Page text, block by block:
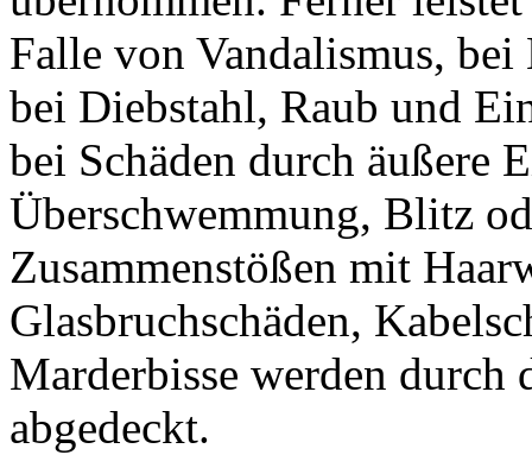
Falle von Vandalismus,
bei Diebstahl, Raub und
bei Schäden durch äußere
Überschwemmung, Blitz
Zusammenstößen mit
Glasbruchschäden,
Marderbisse werden
abgedeckt.